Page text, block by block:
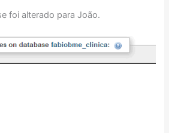
foi alterado para João.